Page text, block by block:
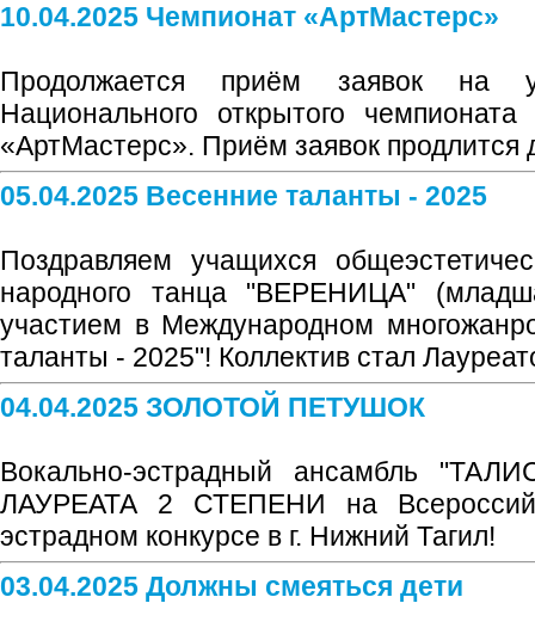
10.04.2025 Чемпионат «АртМастерс»
Продолжается приём заявок на
Национального открытого чемпионата
«АртМастерс». Приём заявок продлится
05.04.2025 Весенние таланты - 2025
Поздравляем учащихся
народного танца "ВЕРЕНИЦА"
участием в Международном
таланты - 2025"! Коллектив стал
04.04.2025 ЗОЛОТОЙ ПЕТУШОК
Вокально-эстрадный ансамбль
ЛАУРЕАТА 2 СТЕПЕНИ на
эстрадном конкурсе в г. Нижний Тагил!
03.04.2025 Должны смеяться дети